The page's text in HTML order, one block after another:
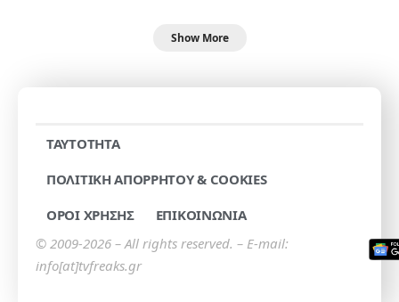
Show More
TAYTOTHTA
ΠΟΛΙΤΙΚΗ ΑΠΟΡΡΗΤΟΥ & COOKIES
ΟΡΟΙ ΧΡΗΣΗΣ
ΕΠΙΚΟΙΝΩΝΙΑ
© 2009-2026 – All rights reserved. – E-mail:
info[at]tvfreaks.gr